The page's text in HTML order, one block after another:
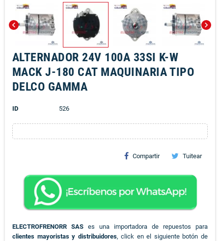
chevron_left chevron_right
ALTERNADOR 24V 100A 33SI K-W
MACK J-180 CAT MAQUINARIA TIPO
DELCO GAMMA
ID 526
Compartir Tuitear
ELECTROFRENORR SAS es una importadora de repuestos para
clientes mayoristas y distribuidores, click en el siguiente botón de